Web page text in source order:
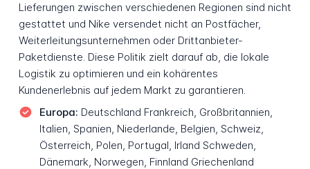
Lieferungen zwischen verschiedenen Regionen sind nicht
gestattet und Nike versendet nicht an Postfächer,
Weiterleitungsunternehmen oder Drittanbieter-
Paketdienste. Diese Politik zielt darauf ab, die lokale
Logistik zu optimieren und ein kohärentes
Kundenerlebnis auf jedem Markt zu garantieren.
Europa: Deutschland Frankreich, Großbritannien,
Italien, Spanien, Niederlande, Belgien, Schweiz,
Österreich, Polen, Portugal, Irland Schweden,
Dänemark, Norwegen, Finnland Griechenland